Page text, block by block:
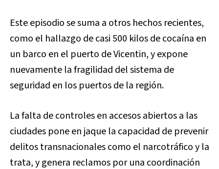
Este episodio se suma a otros hechos recientes,
como el hallazgo de casi 500 kilos de cocaína en
un barco en el puerto de Vicentin, y expone
nuevamente la fragilidad del sistema de
seguridad en los puertos de la región.
La falta de controles en accesos abiertos a las
ciudades pone en jaque la capacidad de prevenir
delitos transnacionales como el narcotráfico y la
trata, y genera reclamos por una coordinación